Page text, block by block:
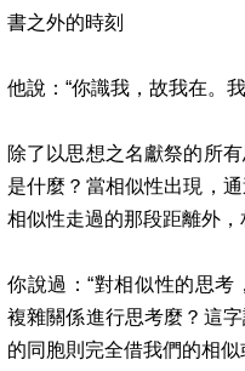
書之外的時刻
他說： “你識我，故我在。
除了以思想之名獻祭的所
是什麼？當相似性出現，
相似性走過的那段距離外，
你說過：“對相似性的思考
複雜關係進行思考麼？這
的同胞則完全借我們的相似